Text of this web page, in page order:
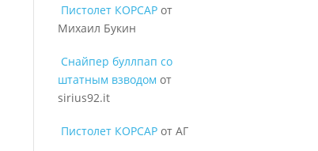
Пистолет КОРСАР от
Михаил Букин
Снайпер буллпап со
штатным взводом от
sirius92.it
Пистолет КОРСАР от АГ